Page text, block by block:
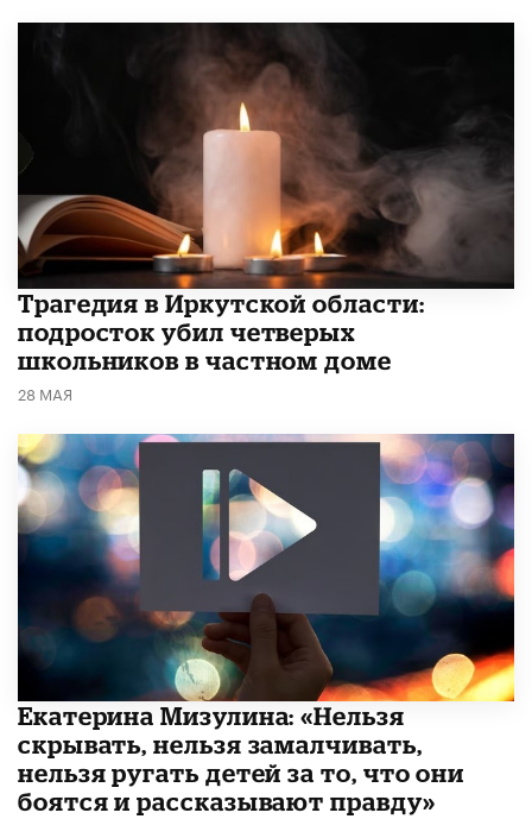
Трагедия в Иркутской области:
подросток убил четверых
школьников в частном доме
28 МАЯ
Екатерина Мизулина: «Нельзя
скрывать, нельзя замалчивать,
нельзя ругать детей за то, что они
боятся и рассказывают правду»